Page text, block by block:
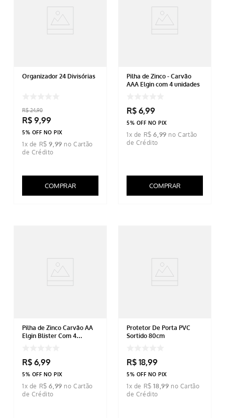
Organizador 24 Divisórias
R$ 24,90
R$ 9,99
5% OFF NO PIX
1x de R$ 9,99
COMPRAR
Pilha de Zinco - Carvão
AAA Elgin com 4 unidades
R$ 6,99
5% OFF NO PIX
1x de R$ 6,99
COMPRAR
Pilha de Zinco Carvão AA
Elgin Blister Com 4
R$ 6,99
5% OFF NO PIX
1x de R$ 6,99
Protetor De Porta PVC
Sortido 80cm
R$ 18,99
5% OFF NO PIX
1x de R$ 18,99